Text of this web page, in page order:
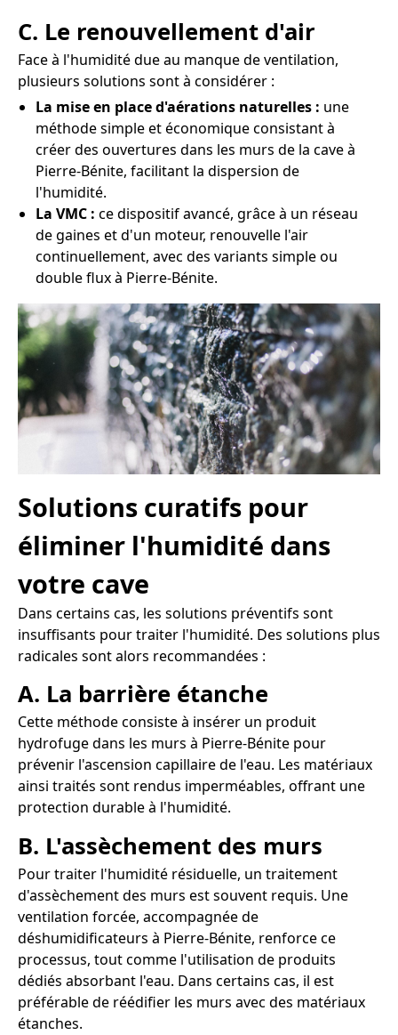
C. Le renouvellement d'air
Face à l'humidité due au manque de ventilation,
plusieurs solutions sont à considérer :
La mise en place d'aérations naturelles : une
méthode simple et économique consistant à
créer des ouvertures dans les murs de la cave à
Pierre-Bénite, facilitant la dispersion de
l'humidité.
La VMC : ce dispositif avancé, grâce à un réseau
de gaines et d'un moteur, renouvelle l'air
continuellement, avec des variants simple ou
double flux à Pierre-Bénite.
Solutions curatifs pour
éliminer l'humidité dans
votre cave
Dans certains cas, les solutions préventifs sont
insuffisants pour traiter l'humidité. Des solutions plus
radicales sont alors recommandées :
A. La barrière étanche
Cette méthode consiste à insérer un produit
hydrofuge dans les murs à Pierre-Bénite pour
prévenir l'ascension capillaire de l'eau. Les matériaux
ainsi traités sont rendus imperméables, offrant une
protection durable à l'humidité.
B. L'assèchement des murs
Pour traiter l'humidité résiduelle, un traitement
d'assèchement des murs est souvent requis. Une
ventilation forcée, accompagnée de
déshumidificateurs à Pierre-Bénite, renforce ce
processus, tout comme l'utilisation de produits
dédiés absorbant l'eau. Dans certains cas, il est
préférable de réédifier les murs avec des matériaux
étanches.